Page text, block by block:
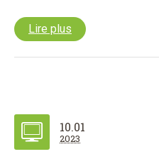
Lire plus
10.01
2023